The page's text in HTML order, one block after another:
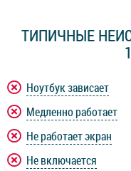
ТИПИЧНЫЕ
Ноутбук зависает
Медленно работает
Не работает экран
Не включается